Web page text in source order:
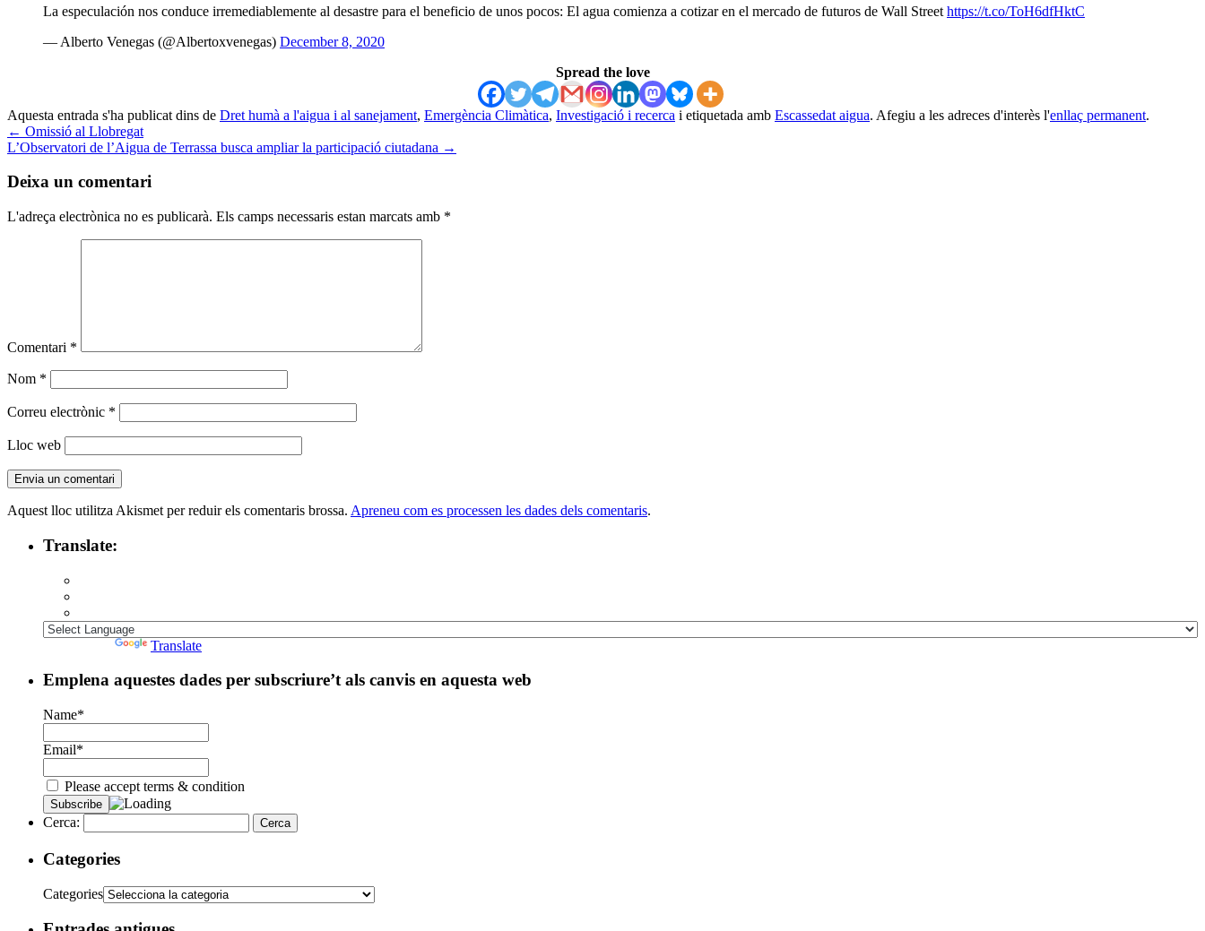
La especulación nos conduce irremediablemente al desastre para el beneficio de unos pocos: El agua comienza a cotizar en el mercado de futuros de Wall Street https://t.co/ToH6dfHktC
— Alberto Venegas (@Albertoxvenegas) December 8, 2020
Spread the love
Aquesta entrada s'ha publicat dins de Dret humà a l'aigua i al sanejament, Emergència Climàtica, Investigació i recerca i etiquetada amb Escassedat aigua. Afegiu a les adreces d'interès l'enllaç permanent.
← Omissió al Llobregat
L’Observatori de l’Aigua de Terrassa busca ampliar la participació ciutadana →
Deixa un comentari
L'adreça electrònica no es publicarà. Els camps necessaris estan marcats amb *
Comentari *
Nom *
Correu electrònic *
Lloc web
Aquest lloc utilitza Akismet per reduir els comentaris brossa. Apreneu com es processen les dades dels comentaris.
Translate:
Translate
Emplena aquestes dades per subscriure’t als canvis en aquesta web
Name*
Email*
Please accept terms & condition
Cerca:
Categories
Categories